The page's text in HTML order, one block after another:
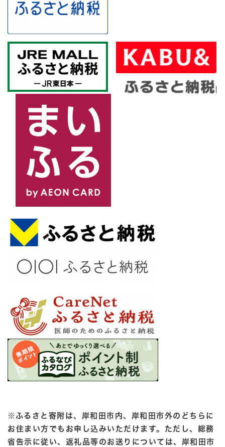
※ ふるさと寄附は、岸和田市内、岸和田市外のどちらに
お住まい方でもお申し込みいただけます。ただし、総務
省告示に従い、返礼品等のお送りについては、岸和田市